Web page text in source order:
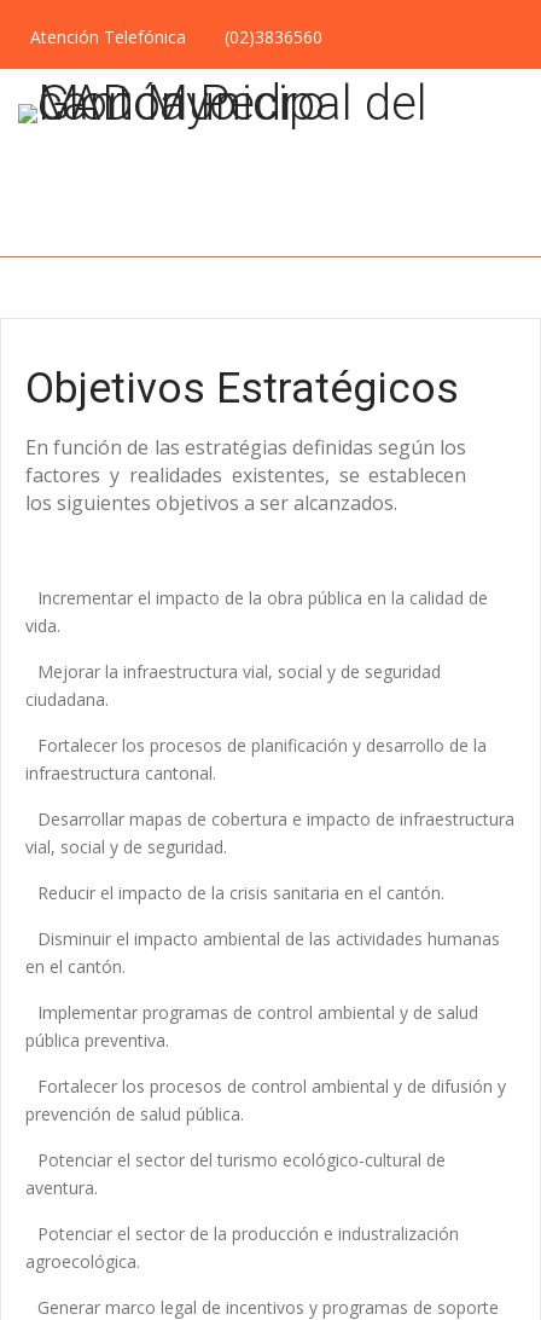
Atención Telefónica (02)3836560
Objetivos Estratégicos
En función de las estratégias definidas según los
factores y realidades existentes, se establecen
los siguientes objetivos a ser alcanzados.
Incrementar el impacto de la obra pública en la calidad de
vida.
Mejorar la infraestructura vial, social y de seguridad
ciudadana.
Fortalecer los procesos de planificación y desarrollo de la
infraestructura cantonal.
Desarrollar mapas de cobertura e impacto de infraestructura
vial, social y de seguridad.
Reducir el impacto de la crisis sanitaria en el cantón.
Disminuir el impacto ambiental de las actividades humanas
en el cantón.
Implementar programas de control ambiental y de salud
pública preventiva.
Fortalecer los procesos de control ambiental y de difusión y
prevención de salud pública.
Potenciar el sector del turismo ecológico-cultural de
aventura.
Potenciar el sector de la producción e industralización
agroecológica.
Generar marco legal de incentivos y programas de soporte